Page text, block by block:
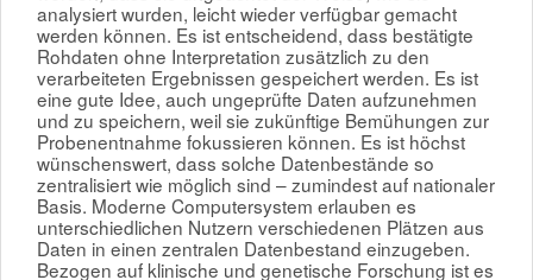
analysiert wurden, leicht wieder verfügbar gemacht
werden können. Es ist entscheidend, dass bestätigte
Rohdaten ohne Interpretation zusätzlich zu den
verarbeiteten Ergebnissen gespeichert werden. Es ist
eine gute Idee, auch ungeprüfte Daten aufzunehmen
und zu speichern, weil sie zukünftige Bemühungen zur
Probenentnahme fokussieren können. Es ist höchst
wünschenswert, dass solche Datenbestände so
zentralisiert wie möglich sind – zumindest auf nationaler
Basis. Moderne Computersystem erlauben es
unterschiedlichen Nutzern verschiedenen Plätzen aus
Daten in einen zentralen Datenbestand einzugeben.
Bezogen auf klinische und genetische Forschung ist es